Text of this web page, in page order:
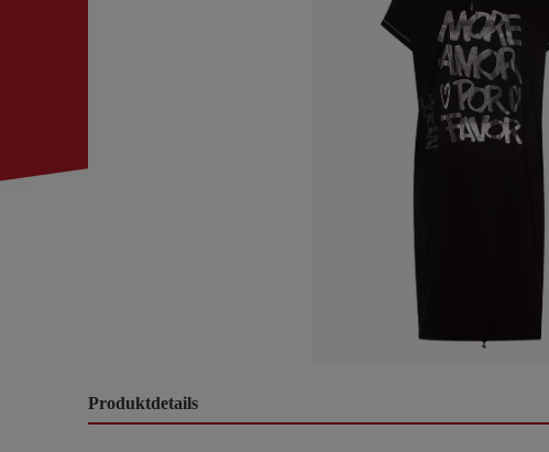
Produktdetails